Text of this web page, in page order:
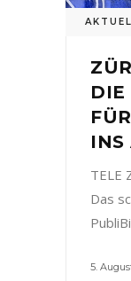
DIE
INS
TELE
Das
5.